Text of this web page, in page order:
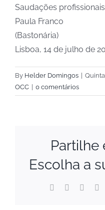
Saudações
Paula Franco
(Bastonária)
Lisboa, 14 de julho de
By Helder Domingos |
OCC | 0 comentários
Partilhe
Escolha a
Facebook Reddit